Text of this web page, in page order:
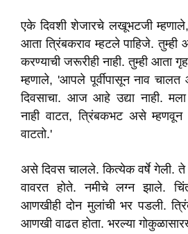
एके दिवशी शेजारचे लखूभटजी म्हणाले,
आता त्रिंबकराव म्हटले पाहिजे. तुम्ही
करण्याची जरूरीही नाही. तुम्ही
म्हणाले, 'आपले पूर्वीपासून नाव
दिवसाचा. आज आहे उद्या नाही.
नाही वाटत, त्रिंबकभट असे म्हणवून
वाटतो.'
असे दिवस चालले. कित्येक वर्षे गेली.
वावरत होते. नमीचे लग्न झाले.
आणखीही दोन मुलांची भर पडली.
आणखी वाढत होता. भरल्या